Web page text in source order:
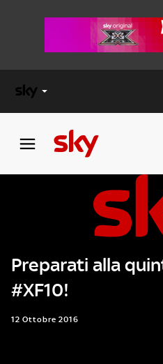
Cos’altro vedere:
PROGRAMMI SKY
Un mondo di offerte:
SKY.IT
Preparati alla
#XF10!
12 Ottobre 2016